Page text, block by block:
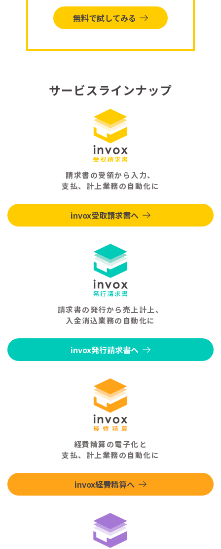
無料で試してみる
サービスラインナップ
請求書の受領から入力、
支払、計上業務の自動化に
invox受取請求書へ
請求書の発行から売上計上、
入金消込業務の自動化に
invox発行請求書へ
経費精算の電子化と
支払、計上業務の自動化に
invox経費精算へ